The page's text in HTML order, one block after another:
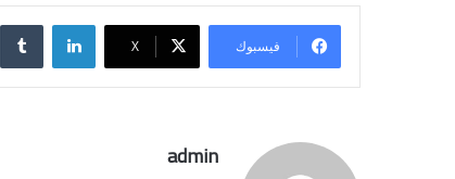
فيسبوك ‫X
لينكدإن
admin